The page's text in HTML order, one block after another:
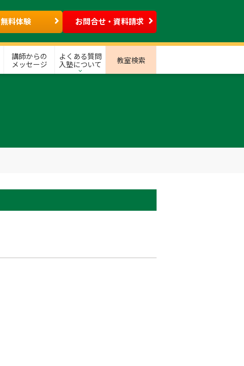
無料体験 お問合せ・資料請求
講師からの
メッセージ
よくある質問
入塾について
教室検索